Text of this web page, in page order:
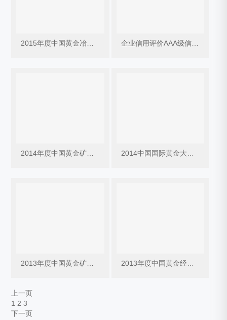
2015年度中国黄金冶炼十大企业 企业信用评价AAA级信用企业
2014年度中国黄金矿产金十大企业 2014中国国际黄金大会最佳突破奖
2013年度中国黄金矿产金十大企业 2013年度中国黄金经济效益十佳企业
上一页
1 2 3
下一页